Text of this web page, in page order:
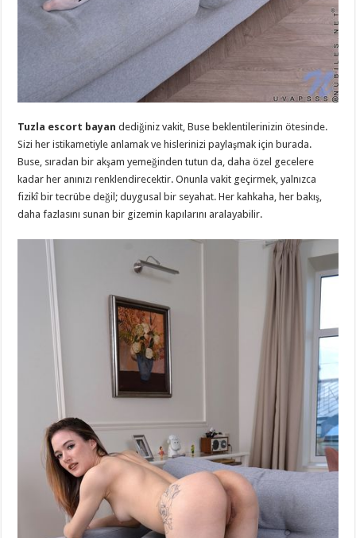
Tuzla escort bayan dediğiniz vakit, Buse beklentilerinizin ötesinde.
Sizi her istikametiyle anlamak ve hislerinizi paylaşmak için burada.
Buse, sıradan bir akşam yemeğinden tutun da, daha özel gecelere
kadar her anınızı renklendirecektir. Onunla vakit geçirmek, yalnızca
fizikî bir tecrübe değil; duygusal bir seyahat. Her kahkaha, her bakış,
daha fazlasını sunan bir gizemin kapılarını aralayabilir.